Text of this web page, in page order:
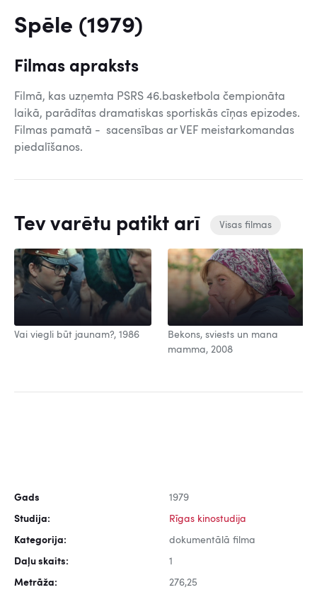
Spēle (1979)
Filmas apraksts
Filmā, kas uzņemta PSRS 46.basketbola čempionāta
laikā, parādītas dramatiskas sportiskās cīņas epizodes.
Filmas pamatā - sacensības ar VEF meistarkomandas
piedalīšanos.
Tev varētu patikt arī Visas filmas
Vai viegli būt jaunam?, 1986
Bekons, sviests un mana
mamma, 2008
Gads 1979
Studija: Rīgas kinostudija
Kategorija: dokumentālā filma
Daļu skaits: 1
Metrāža: 276,25